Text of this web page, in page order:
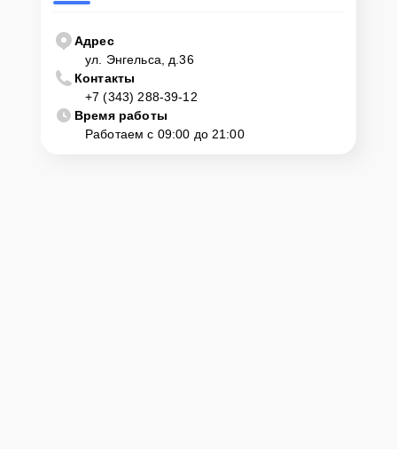
Адрес
ул. Энгельса, д.36
Контакты
+7 (343) 288-39-12
Время работы
Работаем с 09:00 до 21:00